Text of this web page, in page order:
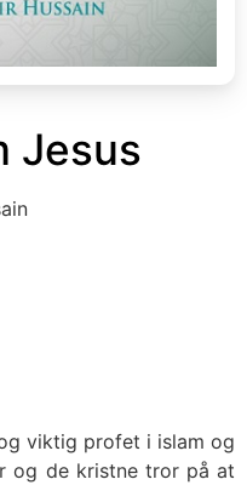
Jesus
viktig profet i islam og
og de kristne tror på at